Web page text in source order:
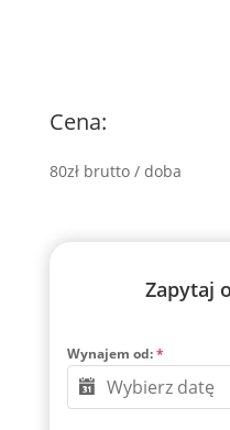
Cena:
80zł brutto / doba
Zapytaj
Wynajem od:*